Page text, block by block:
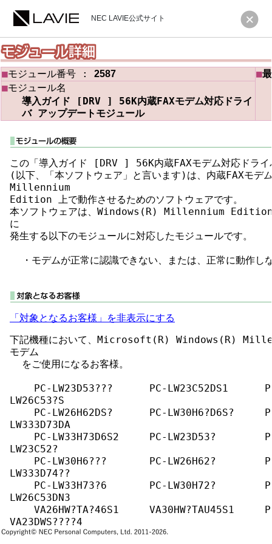
NEC LAVIE公式サイト